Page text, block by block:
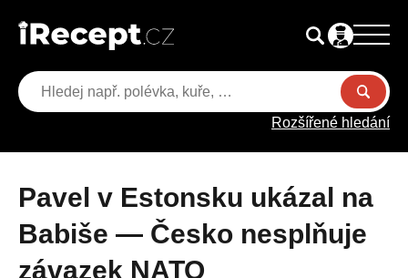
Rozšířené hledání
Pavel v Estonsku ukázal na
Babiše — Česko nesplňuje
závazek NATO